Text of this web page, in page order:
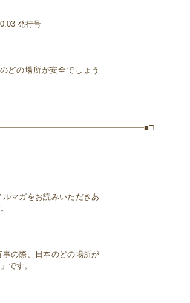
発行号
どの場所が安全でしょう
マガをお読みいただきあ
の際、日本のどの場所が
です。